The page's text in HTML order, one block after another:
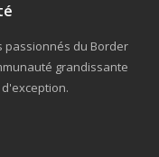
passionnés du Border
grandissante